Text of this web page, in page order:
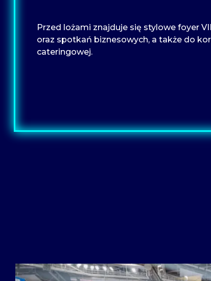
Przed lożami znajduje się stylowe foyer
oraz spotkań biznesowych, a także do
cateringowej.